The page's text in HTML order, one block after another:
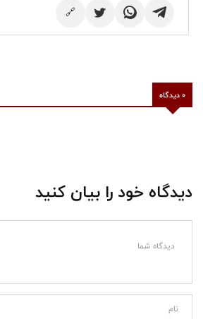
🔗
0 دیدگاه
دیدگاه خود را بیان کنید